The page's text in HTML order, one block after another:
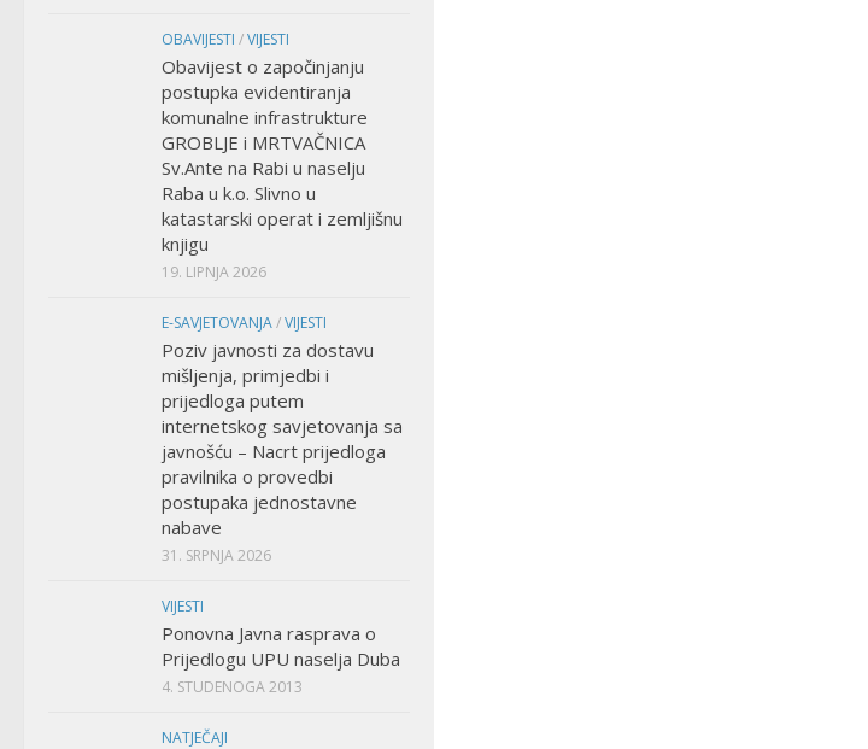
OBAVIJESTI /VIJESTI
Obavijest o započinjanju
postupka evidentiranja
komunalne infrastrukture
GROBLJE i MRTVAČNICA
Sv.Ante na Rabi u naselju
Raba u k.o. Slivno u
katastarski operat i zemljišnu
knjigu
19. LIPNJA 2026
E-SAVJETOVANJA/VIJESTI
Poziv javnosti za dostavu
mišljenja, primjedbi i
prijedloga putem
internetskog savjetovanja sa
javnošću – Nacrt prijedloga
pravilnika o provedbi
postupaka jednostavne
nabave
31. SRPNJA 2026
VIJESTI
Ponovna Javna rasprava o
Prijedlogu UPU naselja Duba
4. STUDENOGA 2013
NATJEČAJI